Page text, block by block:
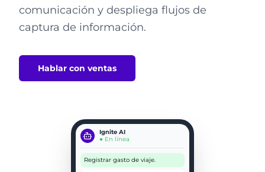
comunicación y despliega flujos de
captura de información.
Hablar con ventas
Ignite AI
● En línea
Registrar gasto de viaje.